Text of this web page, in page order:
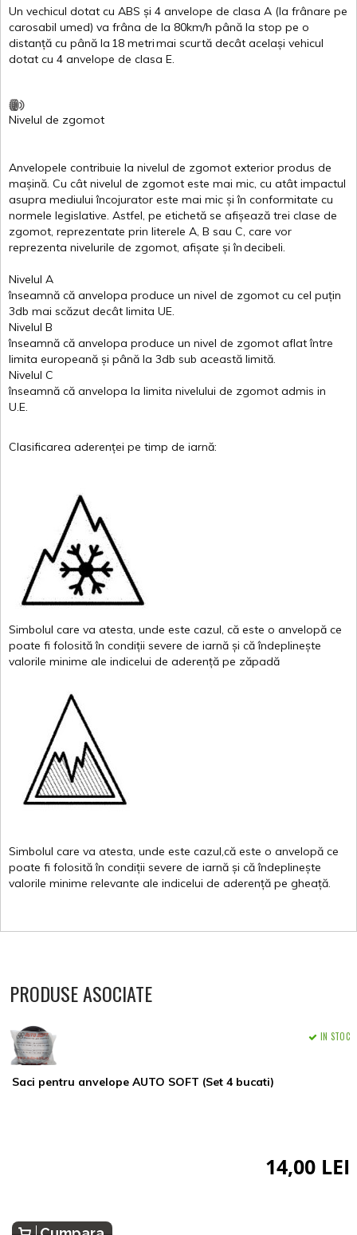
Un vechicul dotat cu ABS și 4 anvelope de clasa A (la frânare pe
carosabil umed) va frâna de la 80km/h până la stop pe o
distanță cu până la 18 metrimai scurtă decât același vehicul
dotat cu 4 anvelope de clasa E.
Nivelul de zgomot
Anvelopele contribuie la nivelul de zgomot exterior produs de
mașină. Cu cât nivelul de zgomot este mai mic, cu atât impactul
asupra mediului încojurator este mai mic și în conformitate cu
normele legislative. Astfel, pe etichetă se afișează trei clase de
zgomot, reprezentate prin literele A, B sau C, care vor
reprezenta nivelurile de zgomot, afișate și îndecibeli.
Nivelul A
înseamnă că anvelopa produce un nivel de zgomot cu cel puțin
3db mai scăzut decât limita UE.
Nivelul B
înseamnă că anvelopa produce un nivel de zgomot aflat între
limita europeană și până la 3db sub această limită.
Nivelul C
înseamnă că anvelopa la limita nivelului de zgomot admis in
U.E.
Clasificarea aderenței pe timp de iarnă:
Simbolul care va atesta, unde este cazul, că este o anvelopă ce
poate fi folosită în condiții severe de iarnă și că îndeplinește
valorile minime ale indicelui de aderență pe zăpadă
Simbolul care va atesta, unde este cazul,că este o anvelopă ce
poate fi folosită în condiții severe de iarnă și că îndeplinește
valorile minime relevante ale indicelui de aderență pe gheață.
PRODUSE ASOCIATE
Saci pentru anvelope AUTO SOFT (Set 4 bucati)
IN STOC
14,00 LEI